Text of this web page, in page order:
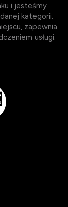
i jesteśmy
kategorii.
zapewnia
usługi.